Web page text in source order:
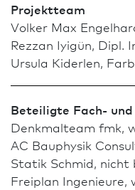
Projektteam
Volker Max
Rezzan Iyigün, Dipl.
Ursula Kiderlen,
Beteiligte Fach-
Denkmalteam fmk,
AC Bauphysik
Statik Schmid, nicht
Freiplan Ingenieure,